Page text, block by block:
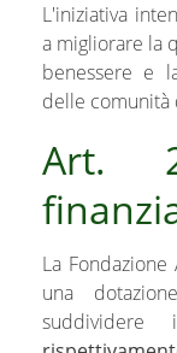
L'iniziativa
a migliorare la
benessere e
delle
Art.
La
una